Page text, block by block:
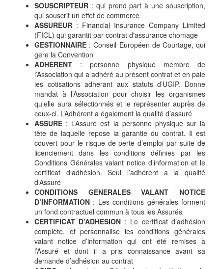
SOUSCRIPTEUR : qui prend part à une souscription,
qui souscrit un effet de commerce
ASSUREUR : Financial Insurance Company Limited
(FICL) qui garantit par contrat d'assurance chomage
GESTIONNAIRE : Conseil Européen de Courtage, qui
gere la Convention
ADHERENT : personne physique membre de
l’Association qui a adhéré au présent contrat et en paie
les cotisations adherant aux statuts d’UGIP. Donne
mandat à l’Association pour choisir les organismes
qu’elle aura sélectionnés et le représenter auprès de
ceux-ci. L’Adhérent a également la qualité d’assuré
ASSURE : L’Assuré est la personne physique sur la
tête de laquelle repose la garantie du contrat. Il est
couvert pour le risque de perte d’emploi par suite de
licenciement dans les conditions définies par les
Conditions Générales valant notice d’information et le
certificat d’adhésion. Seul l’adhérent a la qualité
d’Assuré
CONDITIONS GENERALES VALANT NOTICE
D’INFORMATION : Les conditions générales forment
un fond contractuel commun à tous les Assurés
CERTIFICAT D’ADHESION : Le certificat d’adhésion
complète, et personnalise les conditions générales
valant notice d’information qui ont été remises à
l’Assuré et dont il a pris connaissance avant sa
demande d’adhésion au contrat